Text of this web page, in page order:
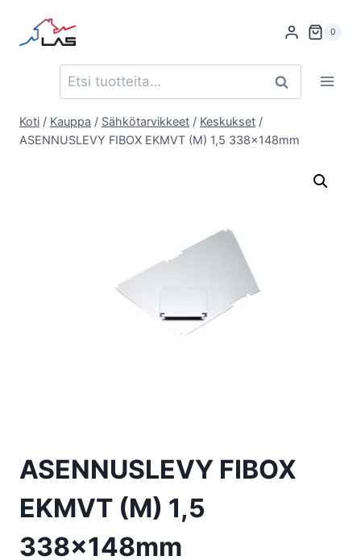
sisältöön
0
Etsi: Haku
Koti / Kauppa / Sähkötarvikkeet / Keskukset /
ASENNUSLEVY FIBOX EKMVT (M) 1,5 338x148mm
ASENNUSLEVY FIBOX
EKMVT (M) 1,5
338x148mm